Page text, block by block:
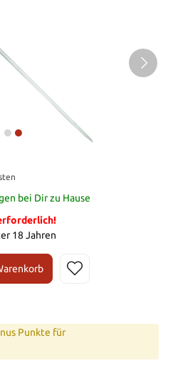
bei Dir zu Hause
18 Jahren
Punkte für